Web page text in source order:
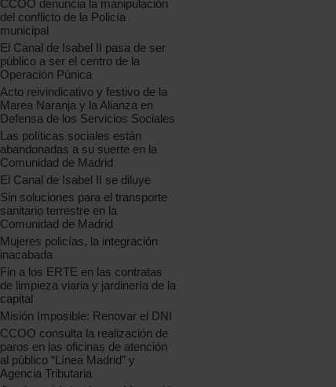
CCOO denuncia la manipulación
del conflicto de la Policía
municipal
El Canal de Isabel II pasa de ser
público a ser el centro de la
Operación Púnica
Acto reivindicativo y festivo de la
Marea Naranja y la Alianza en
Defensa de los Servicios Sociales
Las políticas sociales están
abandonadas a su suerte en la
Comunidad de Madrid
El Canal de Isabel II se diluye
Sin soluciones para el transporte
sanitario terrestre en la
Comunidad de Madrid
Mujeres policías, la integración
inacabada
Fin a los ERTE en las contratas
de limpieza viaria y jardinería de la
capital
Misión Imposible: Renovar el DNI
CCOO consulta la realización de
paros en las oficinas de atención
al público “Línea Madrid” y
Agencia Tributaria